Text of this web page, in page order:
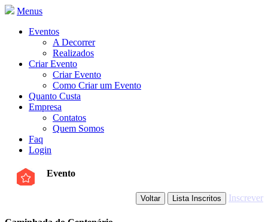
Menus
Eventos
A Decorrer
Realizados
Criar Evento
Criar Evento
Como Criar um Evento
Quanto Custa
Empresa
Contatos
Quem Somos
Faq
Login
Evento
Inscrever